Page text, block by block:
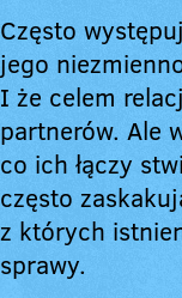
Często
jego
I że celem
partnerów. Ale
co ich łączy
często
z których
sprawy.